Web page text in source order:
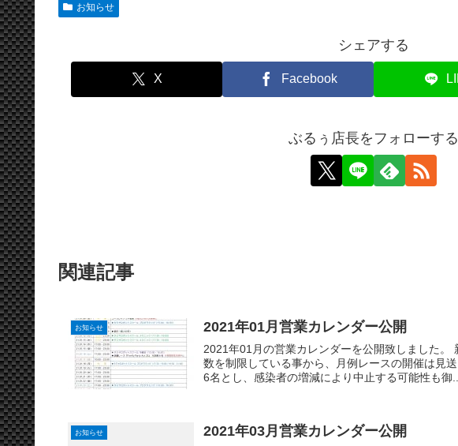
お知らせ
シェアする
X Facebook
ぶるぅ店長をフォローする
関連記事
お知らせ 2021年01月営業カレンダー公開
2021年01月の営業カレンダーを公開致しました
数を制限している事から、月例レースの開催は見
6名とし、感染者の増減により中止する可能性も御...
お知らせ 2021年03月営業カレンダー公開